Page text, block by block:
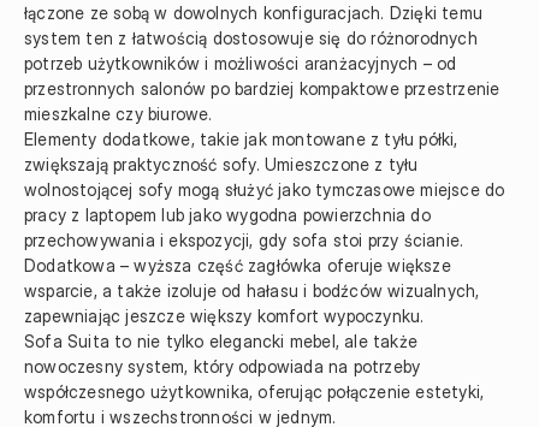
łączone ze sobą w dowolnych konfiguracjach. Dzięki temu
system ten z łatwością dostosowuje się do różnorodnych
potrzeb użytkowników i możliwości aranżacyjnych – od
przestronnych salonów po bardziej kompaktowe przestrzenie
mieszkalne czy biurowe.
Elementy dodatkowe, takie jak montowane z tyłu półki,
zwiększają praktyczność sofy. Umieszczone z tyłu
wolnostojącej sofy mogą służyć jako tymczasowe miejsce do
pracy z laptopem lub jako wygodna powierzchnia do
przechowywania i ekspozycji, gdy sofa stoi przy ścianie.
Dodatkowa – wyższa część zagłówka oferuje większe
wsparcie, a także izoluje od hałasu i bodźców wizualnych,
zapewniając jeszcze większy komfort wypoczynku.
Sofa Suita to nie tylko elegancki mebel, ale także
nowoczesny system, który odpowiada na potrzeby
współczesnego użytkownika, oferując połączenie estetyki,